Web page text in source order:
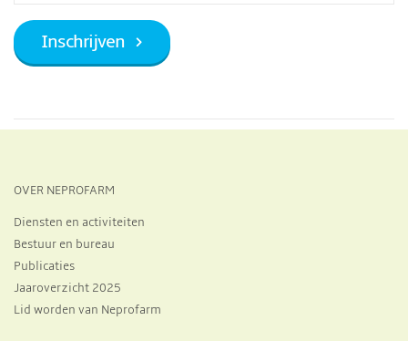
OVER NEPROFARM
Diensten en activiteiten
Bestuur en bureau
Publicaties
Jaaroverzicht 2025
Lid worden van Neprofarm